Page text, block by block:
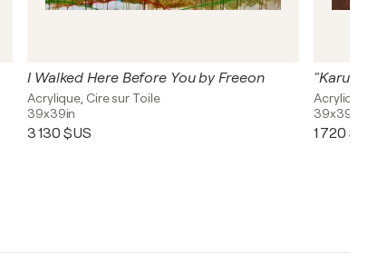
I Walked Here Before You by Freeon
Acrylique, Cire sur Toile
39x39in
3 130 $US
"Karu &
39x39in
1 720